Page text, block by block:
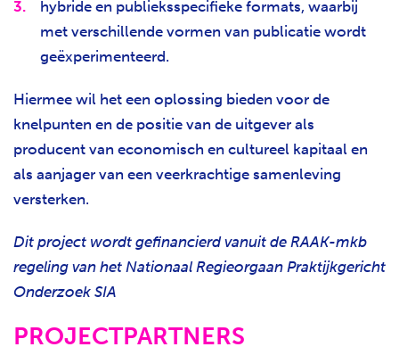
hybride en publieksspecifieke formats, waarbij
met verschillende vormen van publicatie wordt
geëxperimenteerd.
Hiermee wil het een oplossing bieden voor de
knelpunten en de positie van de uitgever als
producent van economisch en cultureel kapitaal en
als aanjager van een veerkrachtige samenleving
versterken.
Dit project wordt gefinancierd vanuit de RAAK-mkb
regeling van het Nationaal Regieorgaan Praktijkgericht
Onderzoek SIA
PROJECTPARTNERS